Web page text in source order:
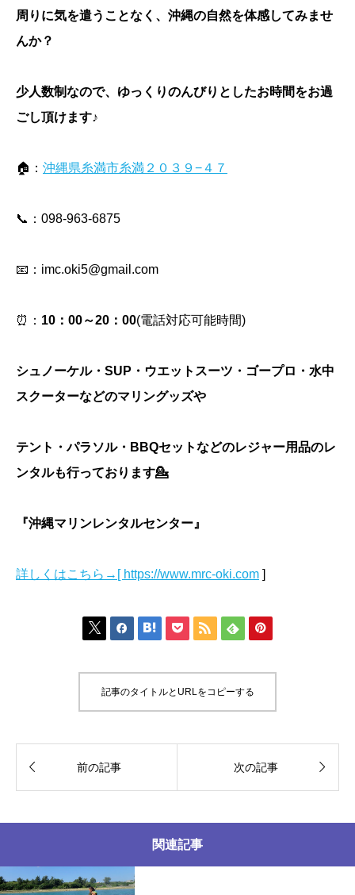
周りに気を遣うことなく、沖縄の自然を体感してみませ
んか？
少人数制なので、ゆっくりのんびりとしたお時間をお過
ごし頂けます♪
🏠： 沖縄県糸満市糸満２０３９−４７
📞：098-963-6875
📧：imc.oki5@gmail.com
⏰： 10：00～20：00(電話対応可能時間)
シュノーケル・SUP・ウエットスーツ・ゴープロ・水中
スクーターなどのマリングッズや
テント・パラソル・BBQセットなどのレジャー用品のレ
ンタルも行っております💁
『沖縄マリンレンタルセンター』
詳しくはこちら→[ https://www.mrc-oki.com ]
      
記事のタイトルとURLをコピーする
 前の記事 次の記事 
関連記事